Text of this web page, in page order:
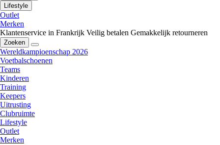
Lifestyle
Outlet
Merken
Klantenservice in Frankrijk Veilig betalen Gemakkelijk retourneren
Zoeken
Wereldkampioenschap 2026
Voetbalschoenen
Teams
Kinderen
Training
Keepers
Uitrusting
Clubruimte
Lifestyle
Outlet
Merken